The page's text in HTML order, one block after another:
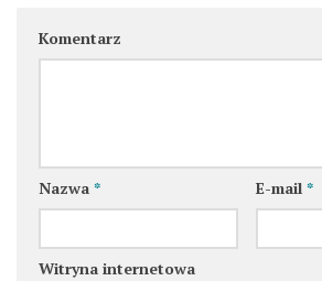
Komentarz
Nazwa * E-mail *
Witryna internetowa